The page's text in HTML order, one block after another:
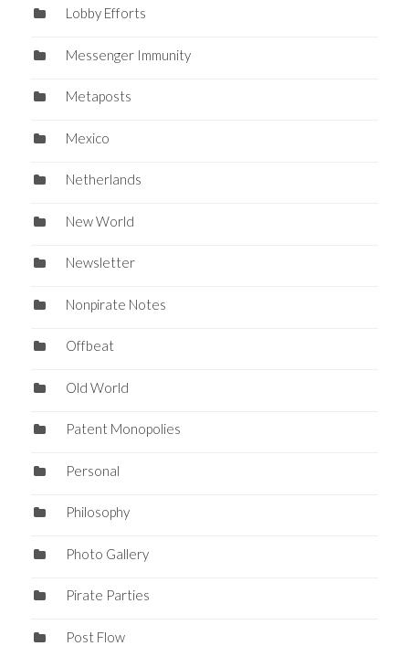
Lobby Efforts
Messenger Immunity
Metaposts
Mexico
Netherlands
New World
Newsletter
Nonpirate Notes
Offbeat
Old World
Patent Monopolies
Personal
Philosophy
Photo Gallery
Pirate Parties
Post Flow